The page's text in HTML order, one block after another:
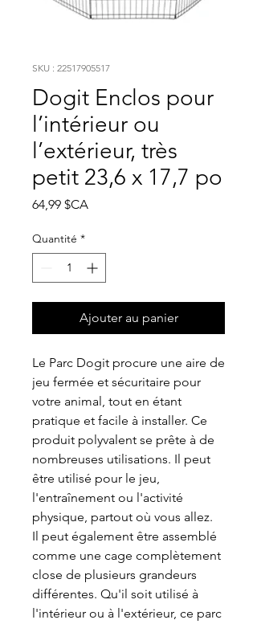
SKU : 22517905517
Dogit Enclos pour
l’intérieur ou
l’extérieur, très
petit 23,6 x 17,7 po
64,99 $CAPrix
Quantité *
Ajouter au panier
Le Parc Dogit procure une aire de
jeu fermée et sécuritaire pour
votre animal, tout en étant
pratique et facile à installer. Ce
produit polyvalent se prête à de
nombreuses utilisations. Il peut
être utilisé pour le jeu,
l'entraînement ou l'activité
physique, partout où vous allez.
Il peut également être assemblé
comme une cage complètement
close de plusieurs grandeurs
différentes. Qu'il soit utilisé à
l'intérieur ou à l'extérieur, ce parc